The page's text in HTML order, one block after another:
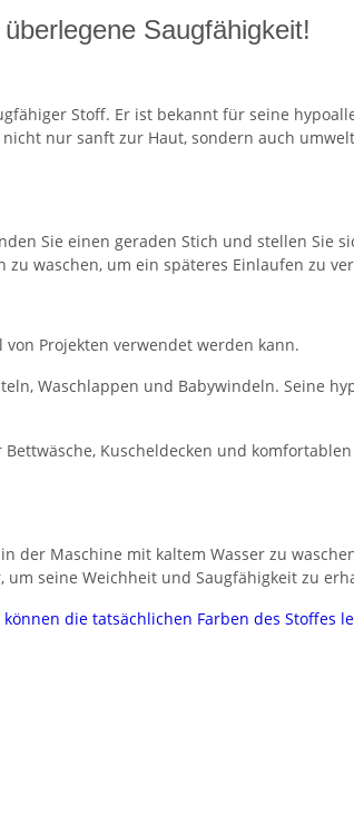
Saugfähigkeit!
Stoff. Er ist bekannt für seine
nur sanft zur Haut, sondern auch
Sie einen geraden Stich und stellen Sie
waschen, um ein späteres Einlaufen zu
Projekten verwendet werden kann.
Waschlappen und Babywindeln. Seine
Kuscheldecken und
der Maschine mit kaltem Wasser zu
seine Weichheit und Saugfähigkeit zu
die tatsächlichen Farben des Stoffes